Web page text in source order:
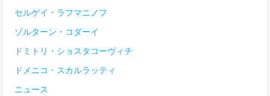
セルゲイ・ラフマニノフ
ゾルターン・コダーイ
ドミトリ・ショスタコーヴィチ
ドメニコ・スカルラッティ
ニュース